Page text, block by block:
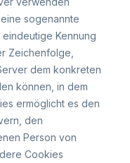
sogenannte
Kennung
Zeichenfolge,
dem konkreten
können, in dem
ermöglicht es den
den
Person von
Cookies